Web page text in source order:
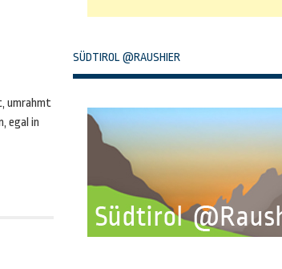
umrahmt
egal in
SÜDTIROL @RAUSHIER